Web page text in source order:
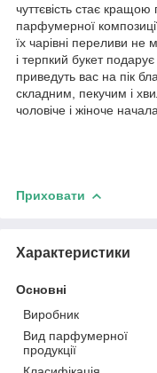
чуттєвість стає
парфумерної
їх чарівні переливи не
і терпкий букет
приведуть вас на пік
складним, пекучим і
чоловіче і жіноче начала.
Приховати
Характеристики
Основні
Виробник
Вид парфумерної
продукції